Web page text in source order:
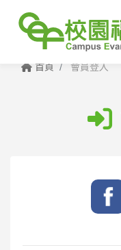
首頁 會員登入